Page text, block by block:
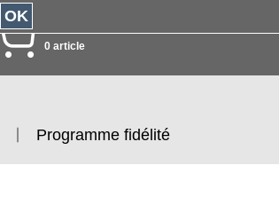
0 article
Programme fidélité
OK